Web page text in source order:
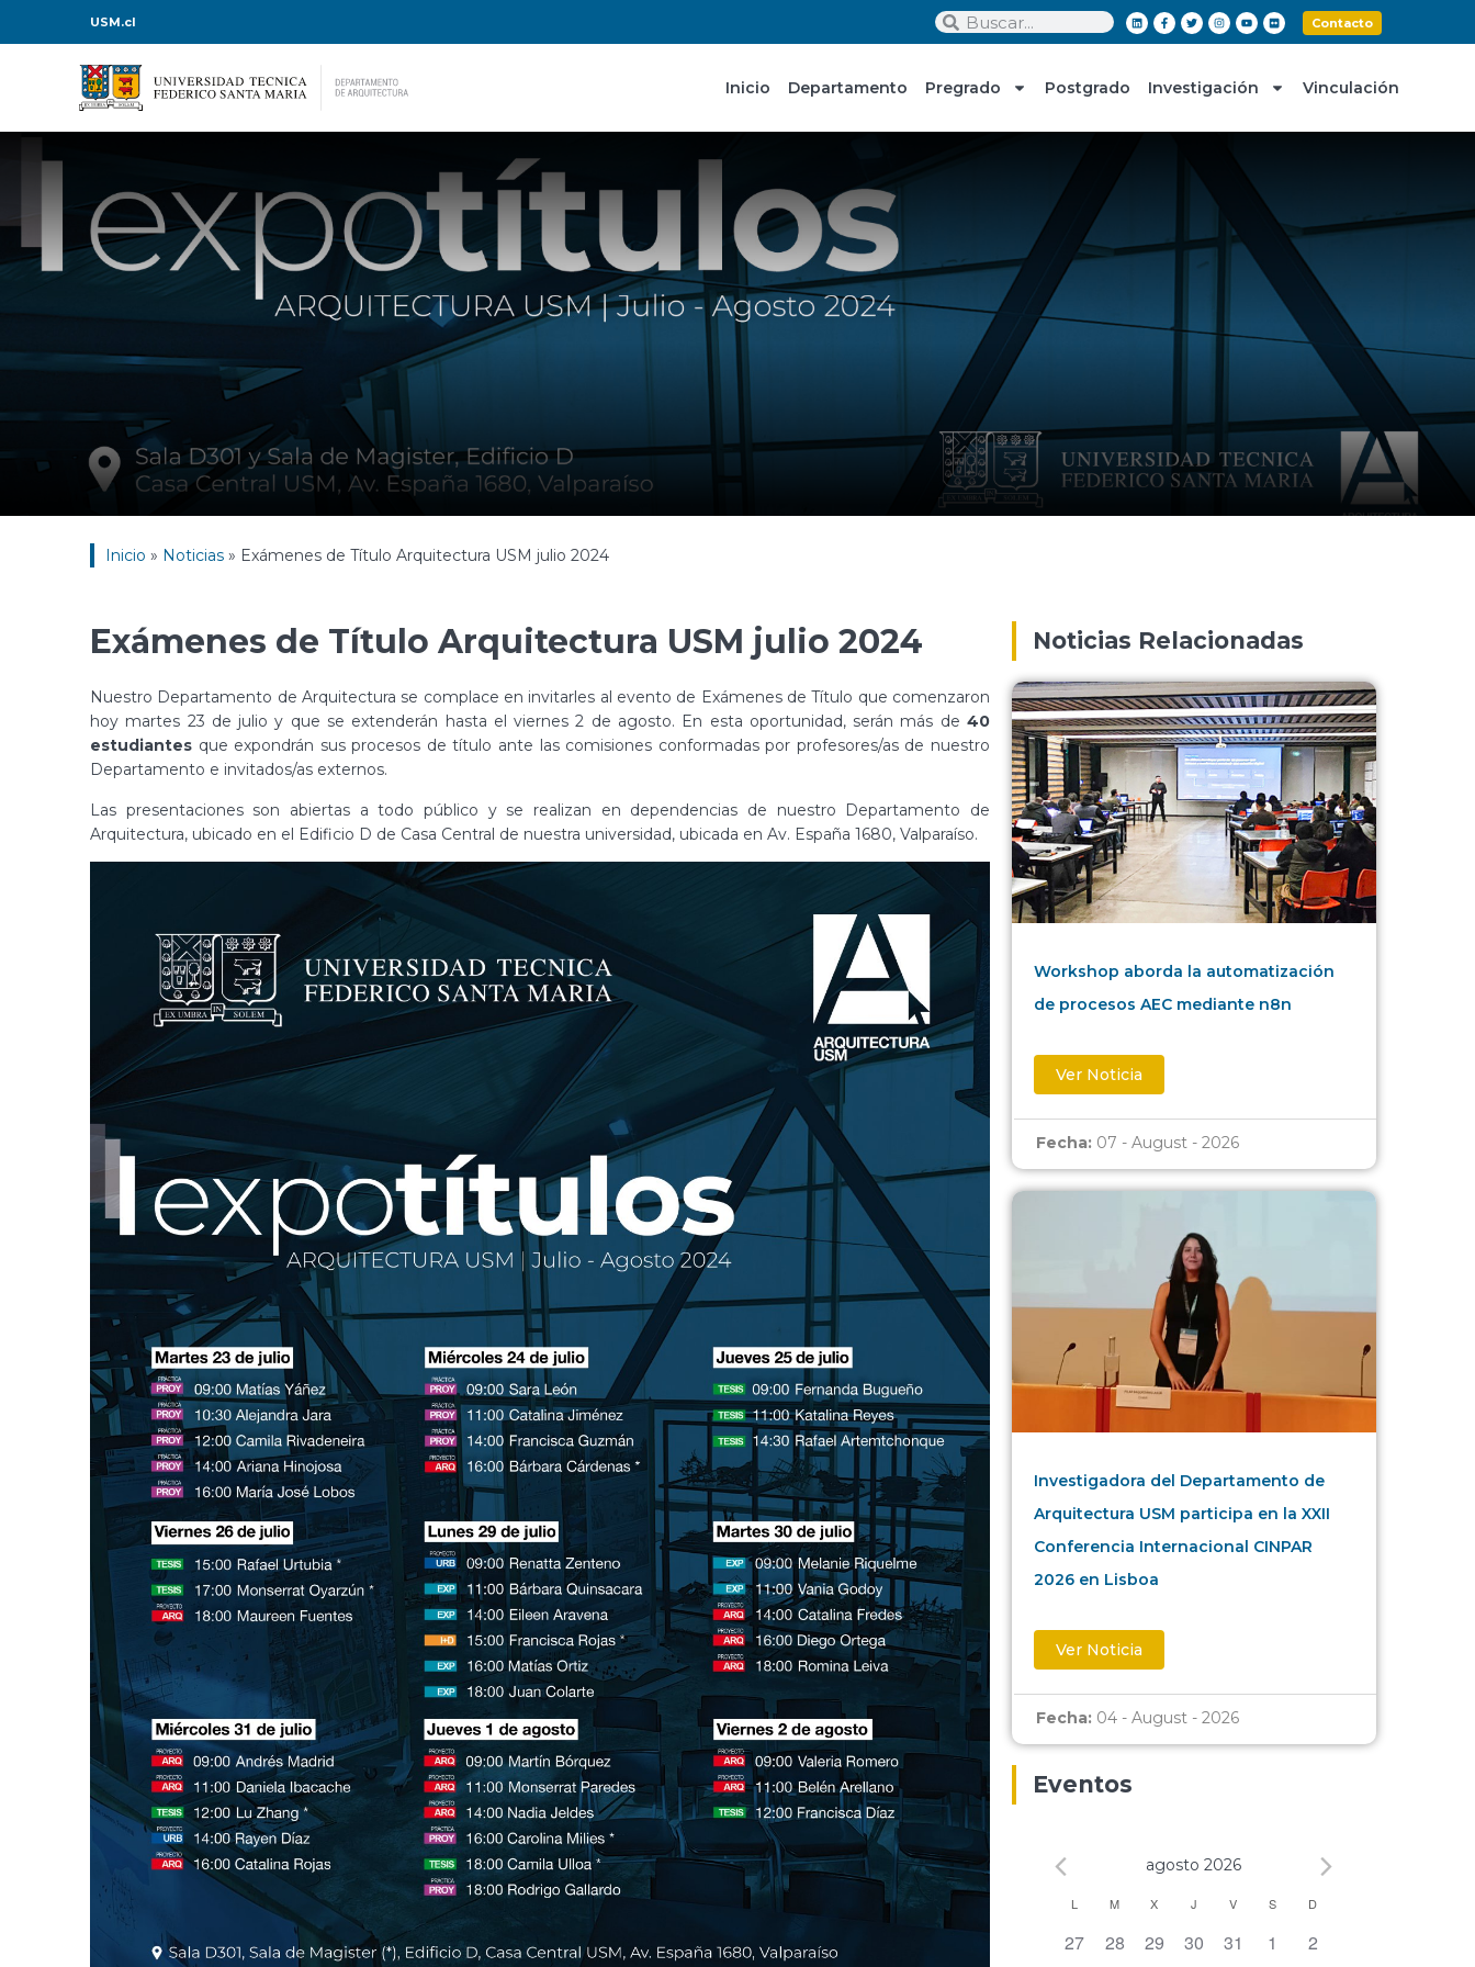
USM.cl Contacto
Inicio Departamento Pregrado Postgrado Investigación Vinculación
Inicio » Noticias » Exámenes de Título Arquitectura USM julio 2024
Exámenes de Título Arquitectura USM julio 2024
Nuestro Departamento de Arquitectura se complace en invitarles al evento de Exámenes de Título que comenzaron
hoy martes 23 de julio y que se extenderán hasta el viernes 2 de agosto. En esta oportunidad, serán más de 40
estudiantes que expondrán sus procesos de título ante las comisiones conformadas por profesores/as de nuestro
Departamento e invitados/as externos.
Las presentaciones son abiertas a todo público y se realizan en dependencias de nuestro Departamento de
Arquitectura, ubicado en el Edificio D de Casa Central de nuestra universidad, ubicada en Av. España 1680, Valparaíso.
Noticias Relacionadas
Workshop aborda la automatización
de procesos AEC mediante n8n
Ver Noticia
Fecha: 07 - August - 2026
Investigadora del Departamento de
Arquitectura USM participa en la XXII
Conferencia Internacional CINPAR
2026 en Lisboa
Ver Noticia
Fecha: 04 - August - 2026
Eventos
agosto 2026
Calendario
de
L M X J V S D
0 eventos,
27 0 eventos,
28 0 eventos,
29 0 eventos,
30 0 eventos,
31 0 eventos,
1 0 eventos,
2